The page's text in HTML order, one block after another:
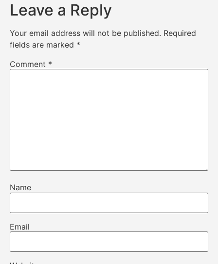
Leave a Reply
Your email address will not be published. Required
fields are marked *
Comment *
Name
Email